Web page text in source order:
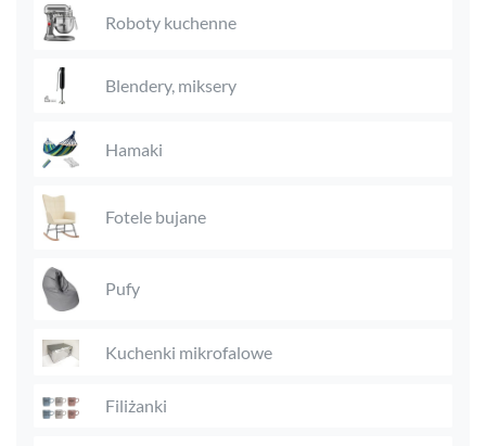
Roboty kuchenne
Blendery, miksery
Hamaki
Fotele bujane
Pufy
Kuchenki mikrofalowe
Filiżanki